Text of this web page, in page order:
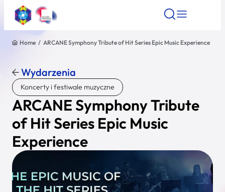
Znajdź atrakcję
Nazwa atrakcji
Miasto
Kategoria
Wyszukaj
Home / ARCANE Symphony Tribute of Hit Series Epic Music Experience
Wydarzenia
Koncerty i festiwale muzyczne
ARCANE Symphony Tribute
of Hit Series Epic Music
Experience